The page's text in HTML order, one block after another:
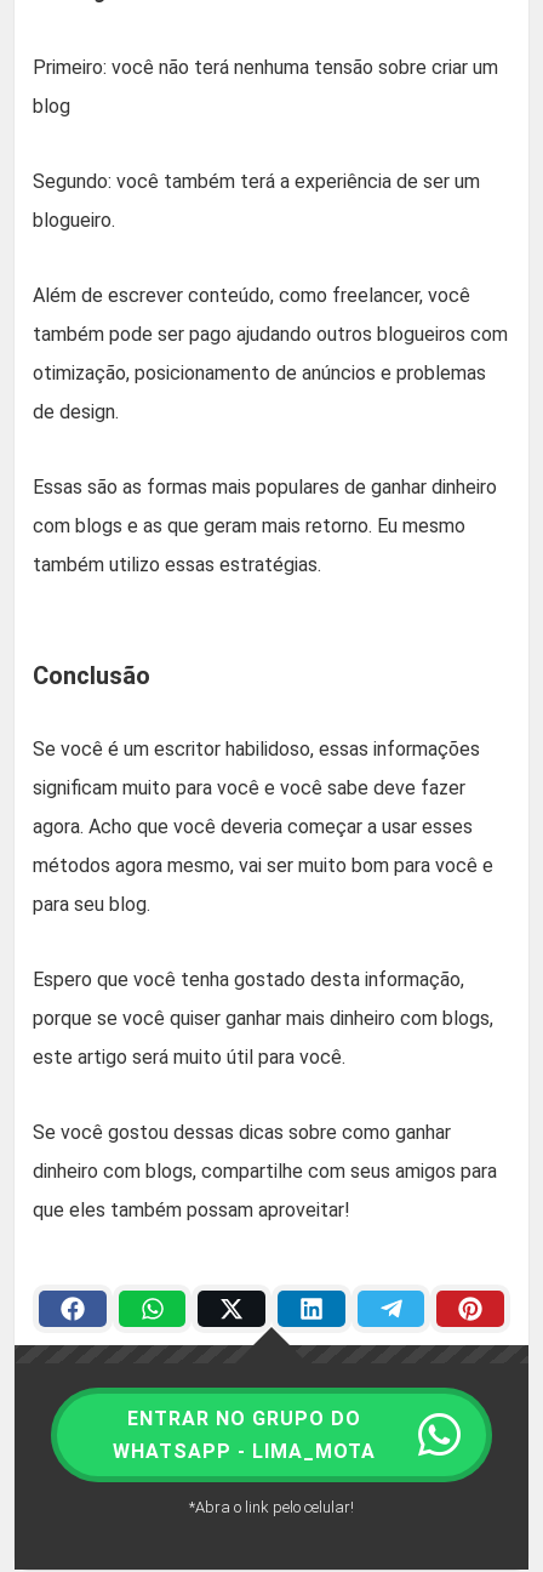
Primeiro: você não terá nenhuma tensão sobre criar um
blog
Segundo: você também terá a experiência de ser um
blogueiro.
Além de escrever conteúdo, como freelancer, você
também pode ser pago ajudando outros blogueiros com
otimização, posicionamento de anúncios e problemas
de design.
Essas são as formas mais populares de ganhar dinheiro
com blogs e as que geram mais retorno. Eu mesmo
também utilizo essas estratégias.
Conclusão
Se você é um escritor habilidoso, essas informações
significam muito para você e você sabe deve fazer
agora. Acho que você deveria começar a usar esses
métodos agora mesmo, vai ser muito bom para você e
para seu blog.
Espero que você tenha gostado desta informação,
porque se você quiser ganhar mais dinheiro com blogs,
este artigo será muito útil para você.
Se você gostou dessas dicas sobre como ganhar
dinheiro com blogs, compartilhe com seus amigos para
que eles também possam aproveitar!
ENTRAR NO GRUPO DO
WHATSAPP - LIMA_MOTA
*Abra o link pelo celular!